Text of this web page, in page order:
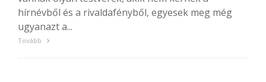
hírnévből és a rivaldafényből, egyesek meg még
ugyanazt a...
Tovább